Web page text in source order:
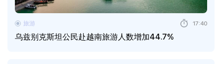
乌兹别克斯坦公民赴越南旅游人数增加44.7%
旅游 17:40